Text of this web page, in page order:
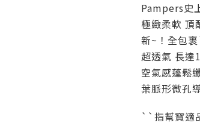
Pampers史
極緻柔軟 頂
新~！全包
超透氣 長達
空氣感蓬鬆
葉脈形微孔
``指幫寶適